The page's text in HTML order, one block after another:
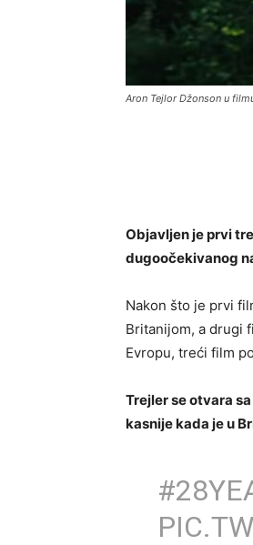
Aron Tejlor Džonson u
Objavljen je prvi
dugoočekivanog
Nakon što je prvi
Britanijom, a drugi
Evropu, treći film
Trejler se otvara
kasnije kada je u